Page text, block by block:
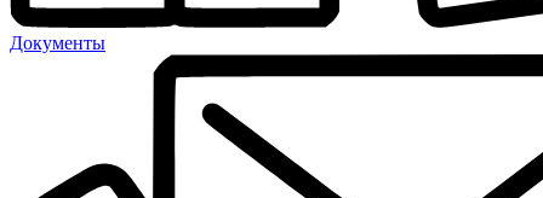
Документы